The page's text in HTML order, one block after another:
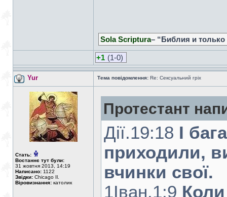
Sola Scriptura– “Библия и
+1 (1-0)
Yur Тема повідомлення: Re: Сексуальний гріх
Стать:
Востаннє тут були:
31 жовтня 2013, 14:19
Написано: 1122
Звідки: Chicago Il.
Віровизнання: католик
Протестант
Дiї.19:18 І
приходили,
вчинки свої.
1Iван.1:9